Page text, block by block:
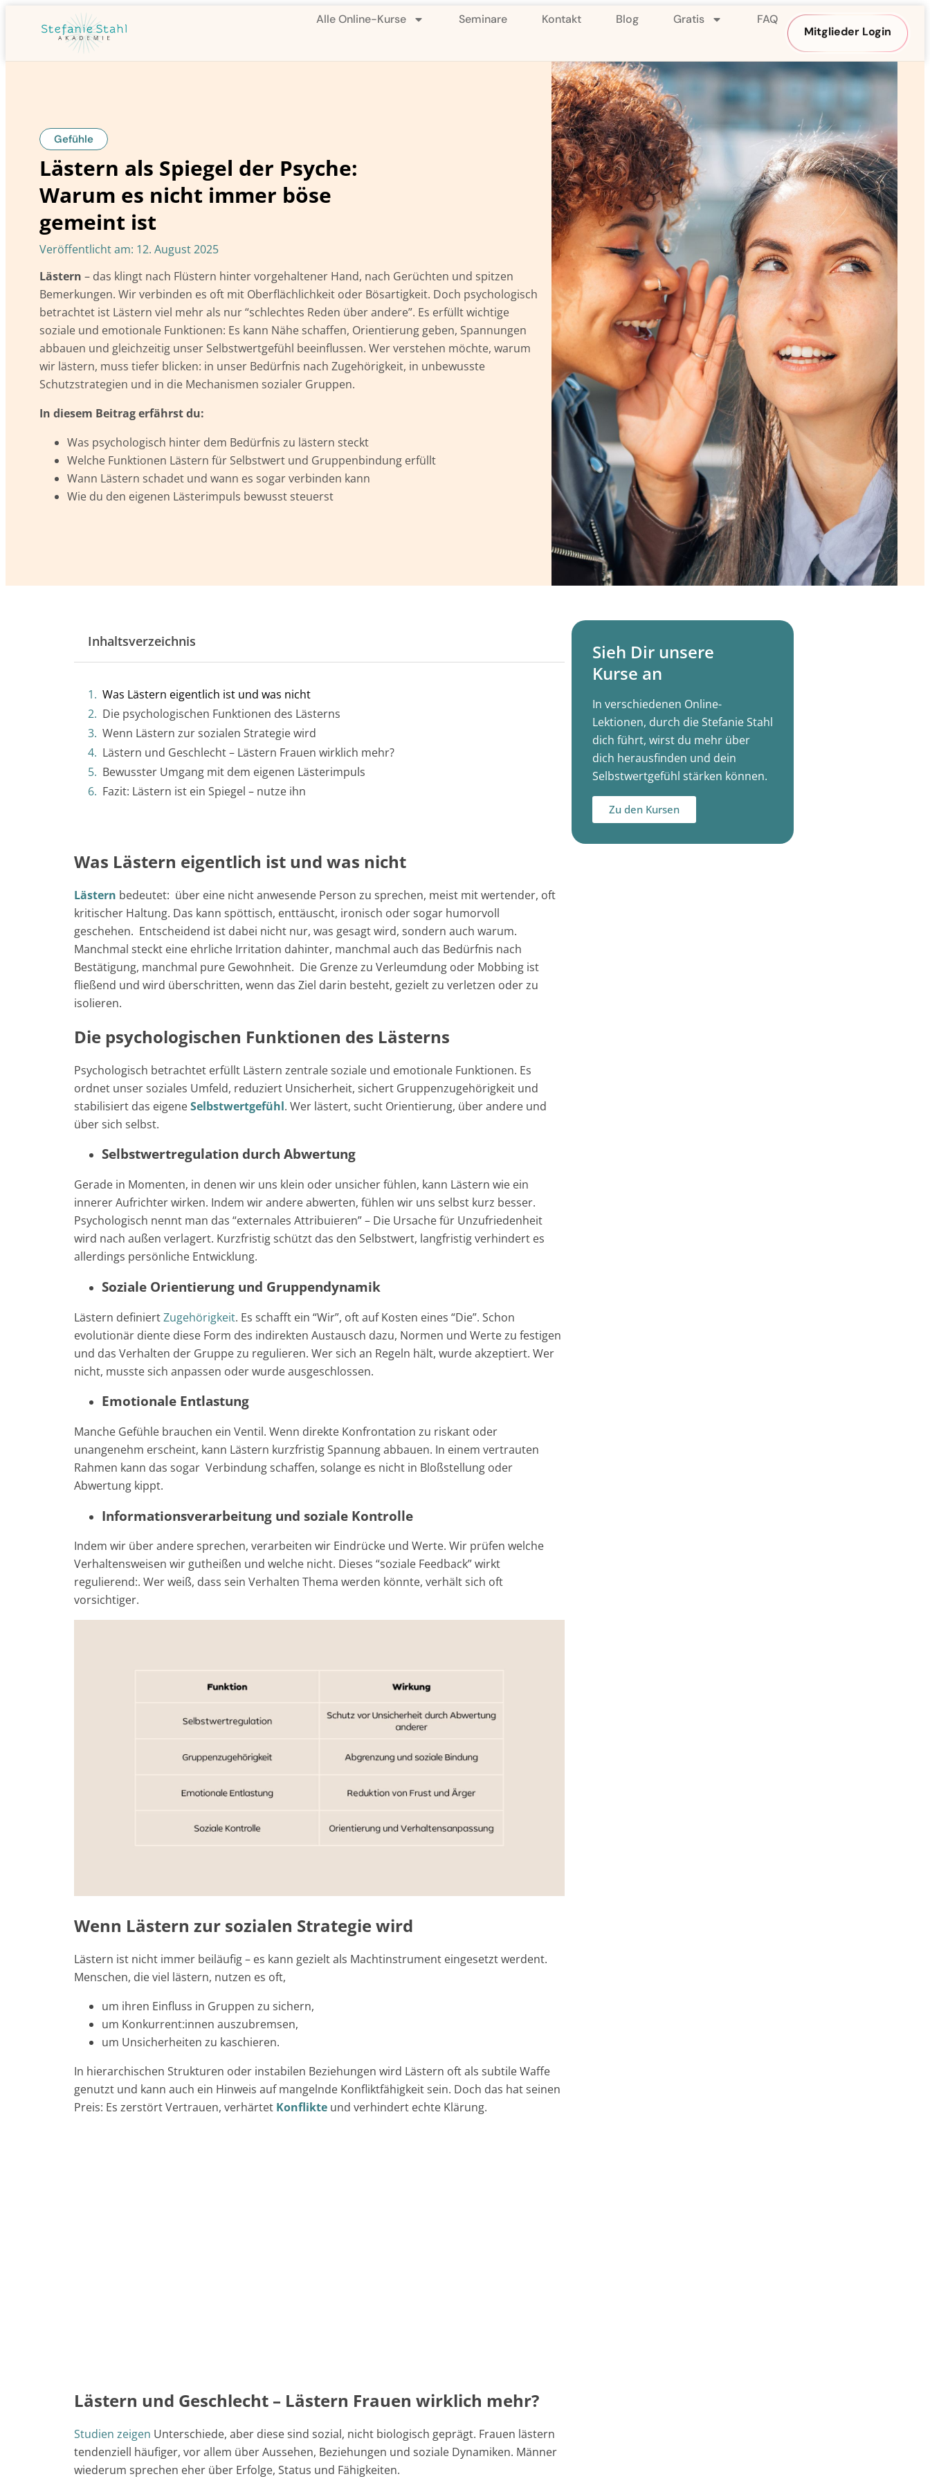
Alle Online-Kurse Seminare Kontakt Blog Gratis
FAQ
Mitglieder Login
Gefühle
Lästern als Spiegel der Psyche:
Warum es nicht immer böse
gemeint ist
Veröffentlicht am: 12. August 2025
Lästern – das klingt nach Flüstern hinter vorgehaltener Hand, nach Gerüchten und spitzen
Bemerkungen. Wir verbinden es oft mit Oberflächlichkeit oder Bösartigkeit. Doch psychologisch
betrachtet ist Lästern viel mehr als nur “schlechtes Reden über andere”. Es erfüllt wichtige
soziale und emotionale Funktionen: Es kann Nähe schaffen, Orientierung geben, Spannungen
abbauen und gleichzeitig unser Selbstwertgefühl beeinflussen. Wer verstehen möchte, warum
wir lästern, muss tiefer blicken: in unser Bedürfnis nach Zugehörigkeit, in unbewusste
Schutzstrategien und in die Mechanismen sozialer Gruppen.
In diesem Beitrag erfährst du:
Was psychologisch hinter dem Bedürfnis zu lästern steckt
Welche Funktionen Lästern für Selbstwert und Gruppenbindung erfüllt
Wann Lästern schadet und wann es sogar verbinden kann
Wie du den eigenen Lästerimpuls bewusst steuerst
Inhaltsverzeichnis
Was Lästern eigentlich ist und was nicht
Die psychologischen Funktionen des Lästerns
Wenn Lästern zur sozialen Strategie wird
Lästern und Geschlecht – Lästern Frauen wirklich mehr?
Bewusster Umgang mit dem eigenen Lästerimpuls
Fazit: Lästern ist ein Spiegel – nutze ihn
Was Lästern eigentlich ist und was nicht
Lästern bedeutet: über eine nicht anwesende Person zu sprechen, meist mit wertender, oft
kritischer Haltung. Das kann spöttisch, enttäuscht, ironisch oder sogar humorvoll
geschehen. Entscheidend ist dabei nicht nur, was gesagt wird, sondern auch warum.
Manchmal steckt eine ehrliche Irritation dahinter, manchmal auch das Bedürfnis nach
Bestätigung, manchmal pure Gewohnheit. Die Grenze zu Verleumdung oder Mobbing ist
fließend und wird überschritten, wenn das Ziel darin besteht, gezielt zu verletzen oder zu
isolieren.
Die psychologischen Funktionen des Lästerns
Psychologisch betrachtet erfüllt Lästern zentrale soziale und emotionale Funktionen. Es
ordnet unser soziales Umfeld, reduziert Unsicherheit, sichert Gruppenzugehörigkeit und
stabilisiert das eigeneSelbstwertgefühl. Wer lästert, sucht Orientierung, über andere und
über sich selbst.
Selbstwertregulation durch Abwertung
Gerade in Momenten, in denen wir uns klein oder unsicher fühlen, kann Lästern wie ein
innerer Aufrichter wirken. Indem wir andere abwerten, fühlen wir uns selbst kurz besser.
Psychologisch nennt man das “externales Attribuieren” – Die Ursache für Unzufriedenheit
wird nach außen verlagert. Kurzfristig schützt das den Selbstwert, langfristig verhindert es
allerdings persönliche Entwicklung.
Soziale Orientierung und Gruppendynamik
Lästern definiertZugehörigkeit. Es schafft ein “Wir”, oft auf Kosten eines “Die”. Schon
evolutionär diente diese Form des indirekten Austausch dazu, Normen und Werte zu festigen
und das Verhalten der Gruppe zu regulieren. Wer sich an Regeln hält, wurde akzeptiert. Wer
nicht, musste sich anpassen oder wurde ausgeschlossen.
Emotionale Entlastung
Manche Gefühle brauchen ein Ventil. Wenn direkte Konfrontation zu riskant oder
unangenehm erscheint, kann Lästern kurzfristig Spannung abbauen. In einem vertrauten
Rahmen kann das sogar Verbindung schaffen, solange es nicht in Bloßstellung oder
Abwertung kippt.
Informationsverarbeitung und soziale Kontrolle
Indem wir über andere sprechen, verarbeiten wir Eindrücke und Werte. Wir prüfen welche
Verhaltensweisen wir gutheißen und welche nicht. Dieses “soziale Feedback” wirkt
regulierend:. Wer weiß, dass sein Verhalten Thema werden könnte, verhält sich oft
vorsichtiger.
Wenn Lästern zur sozialen Strategie wird
Lästern ist nicht immer beiläufig – es kann gezielt als Machtinstrument eingesetzt werdent.
Menschen, die viel lästern, nutzen es oft,
um ihren Einfluss in Gruppen zu sichern,
um Konkurrent:innen auszubremsen,
um Unsicherheiten zu kaschieren.
In hierarchischen Strukturen oder instabilen Beziehungen wird Lästern oft als subtile Waffe
genutzt und kann auch ein Hinweis auf mangelnde Konfliktfähigkeit sein. Doch das hat seinen
Preis: Es zerstört Vertrauen, verhärtet Konflikte und verhindert echte Klärung.
Lästern und Geschlecht – Lästern Frauen wirklich mehr?
Studien zeigen Unterschiede, aber diese sind sozial, nicht biologisch geprägt. Frauen lästern
tendenziell häufiger, vor allem über Aussehen, Beziehungen und soziale Dynamiken. Männer
wiederum sprechen eher über Erfolge, Status und Fähigkeiten.
Sieh Dir unsere
Kurse an
In verschiedenen Online-
Lektionen, durch die Stefanie Stahl
dich führt, wirst du mehr über
dich herausfinden und dein
Selbstwertgefühl stärken können.
Zu den Kursen